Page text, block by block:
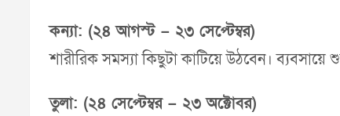
কন্যা: (২৪ আগস্ট – ২৩ সেপ্টেম্বর)
শারীরিক সমস্যা কিছুটা কাটিয়ে উঠবেন।
তুলা: (২৪ সেপ্টেম্বর – ২৩ অক্টোবর)